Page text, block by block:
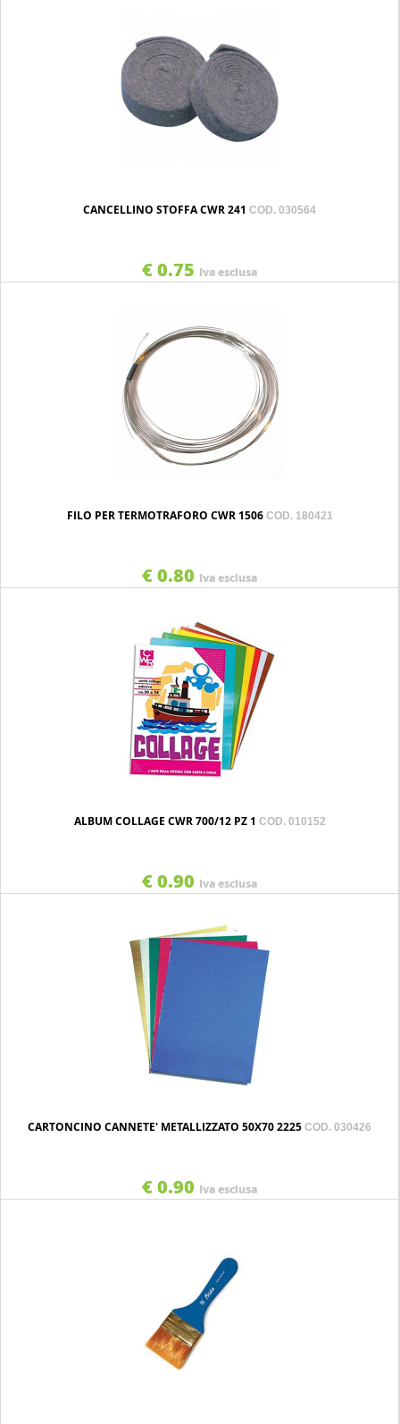
CANCELLINO STOFFA CWR 241 COD. 030564
€ 0.75 Iva esclusa
FILO PER TERMOTRAFORO CWR 1506 COD. 180421
€ 0.80 Iva esclusa
ALBUM COLLAGE CWR 700/12 PZ 1 COD. 010152
€ 0.90 Iva esclusa
CARTONCINO CANNETE' METALLIZZATO 50X70 2225 COD. 030426
€ 0.90 Iva esclusa